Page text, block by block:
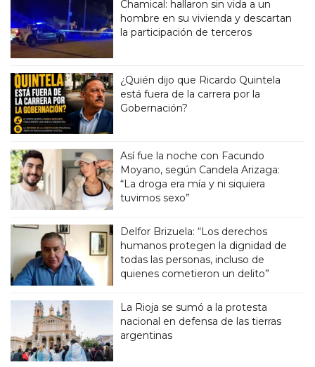
Chamical: hallaron sin vida a un
hombre en su vivienda y descartan
la participación de terceros
¿Quién dijo que Ricardo Quintela
está fuera de la carrera por la
Gobernación?
Así fue la noche con Facundo
Moyano, según Candela Arizaga:
“La droga era mía y ni siquiera
tuvimos sexo”
Delfor Brizuela: “Los derechos
humanos protegen la dignidad de
todas las personas, incluso de
quienes cometieron un delito”
La Rioja se sumó a la protesta
nacional en defensa de las tierras
argentinas